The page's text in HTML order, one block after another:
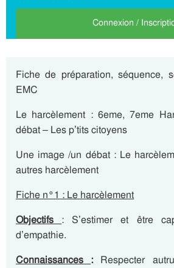
Connexion /
Fiche de préparation, séquence,
EMC
Le harcèlement : 6eme, 7eme
débat – Les p’tits citoyens
Une image /un débat : Le
autres harcèlement
Fiche n°1 : Le harcèlement
Objectifs : S’estimer et être
d’empathie.
Connaissances : Respecter